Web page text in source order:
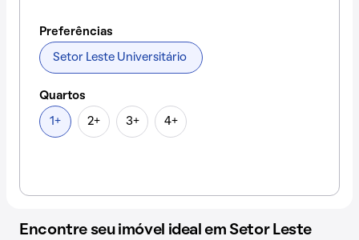
Preferências
Setor Leste Universitário
Quartos
1+ 2+ 3+ 4+
Encontre seu imóvel ideal em Setor Leste